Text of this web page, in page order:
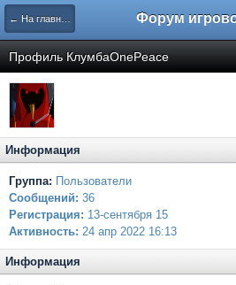
← На главную
Профиль КлумбаOnePeace
Информация
Группа: Пользователи
Сообщений: 36
Регистрация: 13-сентября 15
Активность: 24 апр 2022 16:13
Информация